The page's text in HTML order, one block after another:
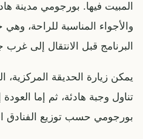
المبيت فيها. بورجومي مدينة
والأجواء المناسبة للراحة، وهي
البرنامج قبل الانتقال إلى غرب
يمكن زيارة الحديقة المركزية،
تناول وجبة هادئة، ثم إما
بورجومي حسب توزيع الفنادق